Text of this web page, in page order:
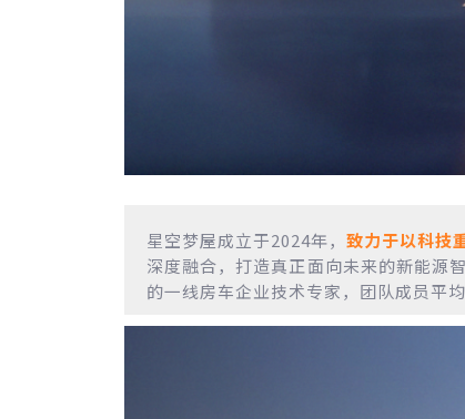
星空梦屋成立于2024年， 致力于以科技
深度融合，打造真正面向未来的新能源
的一线房车企业技术专家，团队成员平